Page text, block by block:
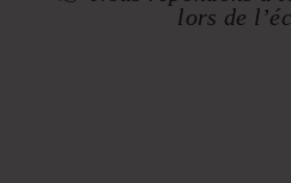
lors de